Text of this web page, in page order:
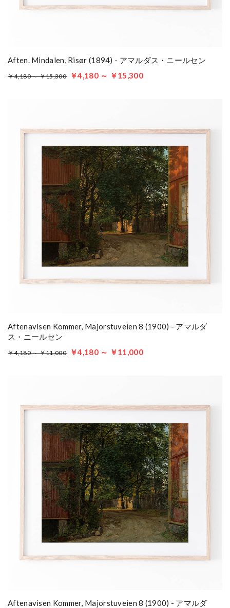
Aften. Mindalen, Risør (1894) - アマルダス・ニールセン
￥4,180 ～ ￥15,300 ￥4,180 ～ ￥15,300
Aftenavisen Kommer, Majorstuveien 8 (1900) - アマルダ
ス・ニールセン
￥4,180 ～ ￥11,000 ￥4,180 ～ ￥11,000
Aftenavisen Kommer, Majorstuveien 8 (1900) - アマルダ